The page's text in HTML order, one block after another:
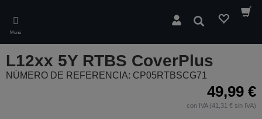
main
content
Menú
Buscar
L12xx 5Y RTBS CoverPlus
NÚMERO DE REFERENCIA: CP05RTBSCG71
49,99 €
con IVA (41,31 € sin IVA)